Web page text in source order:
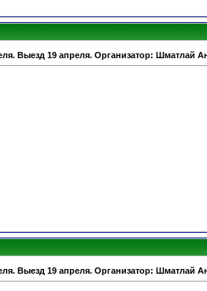
Выезд 19 апреля. Организатор: Шматлай
Выезд 19 апреля. Организатор: Шматлай